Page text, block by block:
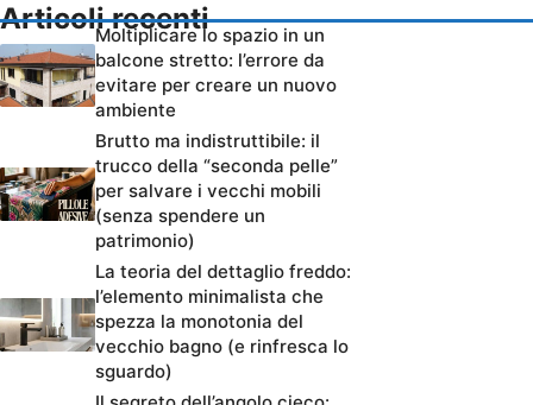
Articoli recenti
Moltiplicare lo spazio in un
balcone stretto: l’errore da
evitare per creare un nuovo
ambiente
Brutto ma indistruttibile: il
trucco della “seconda pelle”
per salvare i vecchi mobili
(senza spendere un
patrimonio)
La teoria del dettaglio freddo:
l’elemento minimalista che
spezza la monotonia del
vecchio bagno (e rinfresca lo
sguardo)